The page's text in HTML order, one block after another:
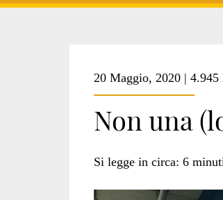
corpi</
20 Maggio, 2020 | 4.945
Non una
Si legge in circa: 6